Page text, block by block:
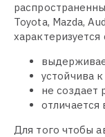
Toyota, Mazda,
устойчива к
не создает
Для того чтобы